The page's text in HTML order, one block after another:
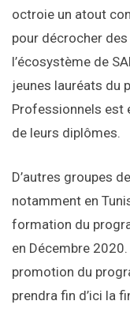
octroie un atout
pour décrocher
l’écosystème de
jeunes lauréats du
Professionnels est
de leurs diplômes.
D’autres groupes
notamment en
formation du
en Décembre
promotion du
prendra fin d’ici la